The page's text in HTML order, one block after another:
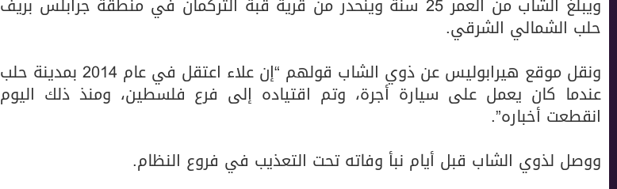
حلب الشمالي الشرقي.
ونقل موقع هيرابوليس عن ذوي الشاب قولهم “إن علاء اعتقل في عام 2014 بمدينة حلب
عندما كان يعمل على سيارة أجرة، وتم اقتياده إلى فرع فلسطين، ومنذ ذلك اليوم
انقطعت أخباره”.
ووصل لذوي الشاب قبل أيام نبأ وفاته تحت التعذيب في فروع النظام.